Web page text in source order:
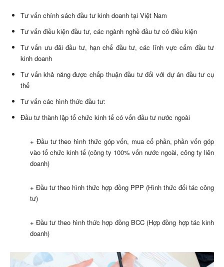
Tư vấn chính sách đầu tư kinh doanh tại Việt Nam
Tư vấn điều kiện đầu tư, các ngành nghề đầu tư có điều kiện
Tư vấn ưu đãi đầu tư, hạn chế đầu tư, các lĩnh vực cấm đầu tư
kinh doanh
Tư vấn khả năng được chấp thuận đầu tư đối với dự án đầu tư cụ
thể
Tư vấn các hình thức đầu tư:
Đầu tư thành lập tổ chức kinh tế có vốn đầu tư nước ngoài
+ Đầu tư theo hình thức góp vốn, mua cổ phần, phần vốn góp
vào tổ chức kinh tế (công ty 100% vốn nước ngoài, công ty liên
doanh)
+ Đầu tư theo hình thức hợp đồng PPP (Hình thức đối tác công
tư)
+ Đầu tư theo hình thức hợp đồng BCC (Hợp đồng hợp tác kinh
doanh)